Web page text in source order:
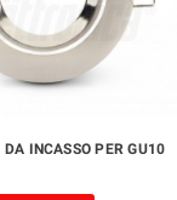
DA INCASSO PER GU10